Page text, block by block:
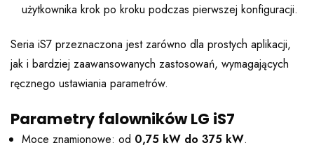
użytkownika krok po kroku podczas pierwszej konfiguracji.
Seria iS7 przeznaczona jest zarówno dla prostych aplikacji,
jak i bardziej zaawansowanych zastosowań, wymagających
ręcznego ustawiania parametrów.
Parametry falowników LG iS7
Moce znamionowe: od 0,75 kW do 375 kW.